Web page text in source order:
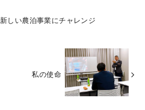
新しい農泊事業にチャレンジ
私の使命